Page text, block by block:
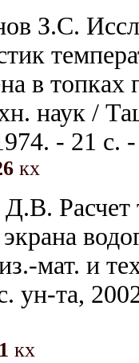
З.С.
в топках
наук /
- 21 с.
кх
Расчет
мат. и
ун-та,
кх